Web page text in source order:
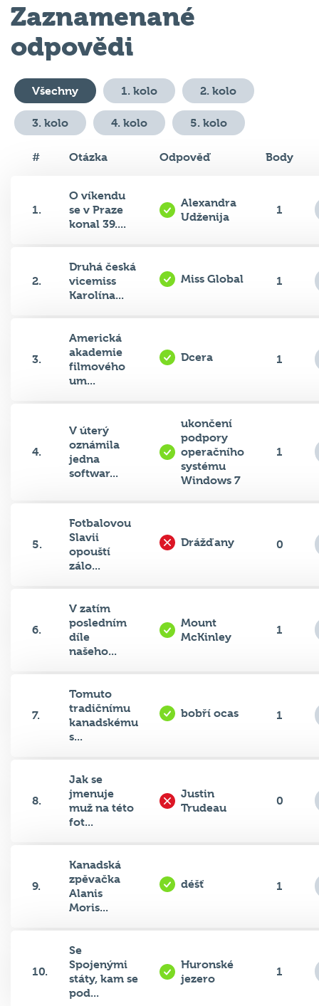
Zaznamenané
odpovědi
Všechny 1. kolo 2. kolo
3. kolo 4. kolo 5. kolo
# Otázka Odpověď Body
1.
O víkendu
se v Praze
konal 39....
Alexandra
Udženija
1
2.
Druhá česká
vicemiss
Karolína...
Miss Global 1
3.
Americká
akademie
filmového
um...
Dcera 1
4.
V úterý
oznámila
jedna
softwar...
ukončení
podpory
operačního
systému
Windows 7
1
5.
Fotbalovou
Slavii
opouští
zálo...
Drážďany 0
6.
V zatím
posledním
díle
našeho...
Mount
McKinley
1
7.
Tomuto
tradičnímu
kanadskému
s...
bobří ocas 1
8.
Jak se
jmenuje
muž na této
fot...
Justin
Trudeau
0
9.
Kanadská
zpěvačka
Alanis
Moris...
déšť 1
10.
Se
Spojenými
státy, kam se
pod...
Huronské
jezero
1